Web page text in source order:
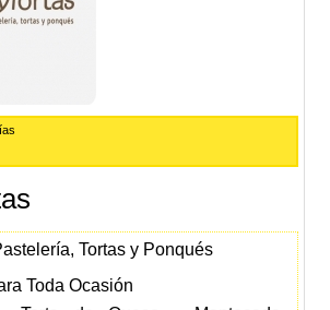
Tortas y Ponqués
Toda Ocasión